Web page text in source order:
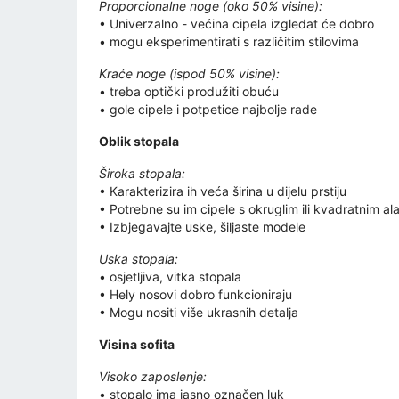
Proporcionalne noge (oko 50% visine):
• Univerzalno - većina cipela izgledat će dobro
• mogu eksperimentirati s različitim stilovima
Kraće noge (ispod 50% visine):
• treba optički produžiti obuću
• gole cipele i potpetice najbolje rade
Oblik stopala
Široka stopala:
• Karakterizira ih veća širina u dijelu prstiju
• Potrebne su im cipele s okruglim ili kvadratnim
• Izbjegavajte uske, šiljaste modele
Uska stopala:
• osjetljiva, vitka stopala
• Hely nosovi dobro funkcioniraju
• Mogu nositi više ukrasnih detalja
Visina sofita
Visoko zaposlenje:
• stopalo ima jasno označen luk